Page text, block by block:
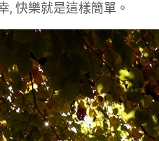
, 快樂就是這樣簡單。